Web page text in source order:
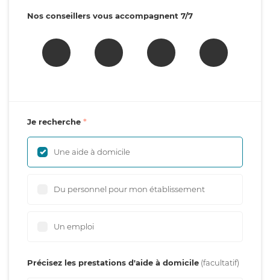
Nos conseillers vous accompagnent 7/7
Je recherche
Une aide à domicile
Du personnel pour mon établissement
Un emploi
Précisez les prestations d'aide à domicile